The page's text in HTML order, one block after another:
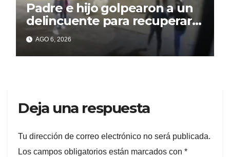
Padre e hijo golpearon a un
delincuente para recuperar
un celular robado en Berisso
AGO 6, 2026
Deja una respuesta
Tu dirección de correo electrónico no será publicada.
Los campos obligatorios están marcados con *